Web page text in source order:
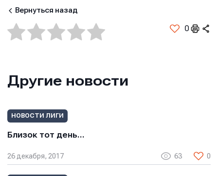
Вернуться назад
0
Другие новости
НОВОСТИ ЛИГИ
Близок тот день…
26 декабря, 2017 63 0
Имя
E-mail